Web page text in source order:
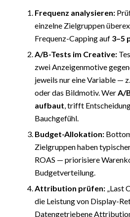
Frequenz analysieren:
einzelne Zielgruppen
Frequenz-Capping auf 3–5
A/B-Tests im Creative:
zwei Anzeigenmotive
jeweils nur eine Variable —
oder das Bildmotiv. WerA/
aufbaut, trifft
Bauchgefühl.
Budget-Allokation:
Zielgruppen haben
ROAS — priorisiere
Budgetverteilung.
Attribution prüfen:„Last
die Leistung von Display-
Datengetriebene